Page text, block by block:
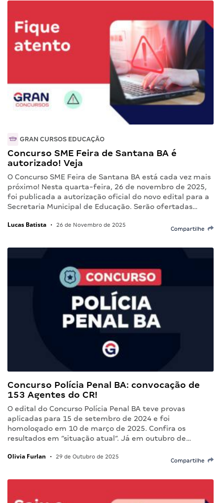
GRAN CURSOS EDUCAÇÃO
Concurso SME Feira de Santana BA é
autorizado! Veja
O Concurso SME Feira de Santana BA está cada vez mais
próximo! Nesta quarta-feira, 26 de novembro de 2025,
foi publicada a autorização oficial do novo edital para a
Secretaria Municipal de Educação. Serão ofertadas…
Lucas Batista • 26 de Novembro de 2025
Compartilhe
Concurso Polícia Penal BA: convocação de
153 Agentes do CR!
O edital do Concurso Polícia Penal BA teve provas
aplicadas para 15 de setembro de 2024 e foi
homologado em 10 de março de 2025. Confira os
resultados em “situação atual“. Já em outubro de…
Olivia Furlan • 29 de Outubro de 2025
Compartilhe